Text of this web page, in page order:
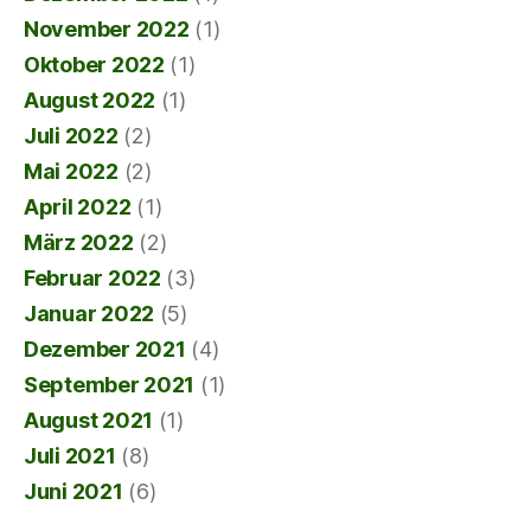
November 2022 (1)
Oktober 2022 (1)
August 2022 (1)
Juli 2022 (2)
Mai 2022 (2)
April 2022 (1)
März 2022 (2)
Februar 2022 (3)
Januar 2022 (5)
Dezember 2021 (4)
September 2021 (1)
August 2021 (1)
Juli 2021 (8)
Juni 2021 (6)